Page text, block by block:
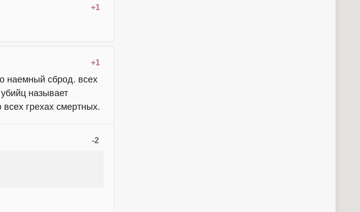
+1
+1
наемный сброд. всех
называет
грехах смертных.
-2